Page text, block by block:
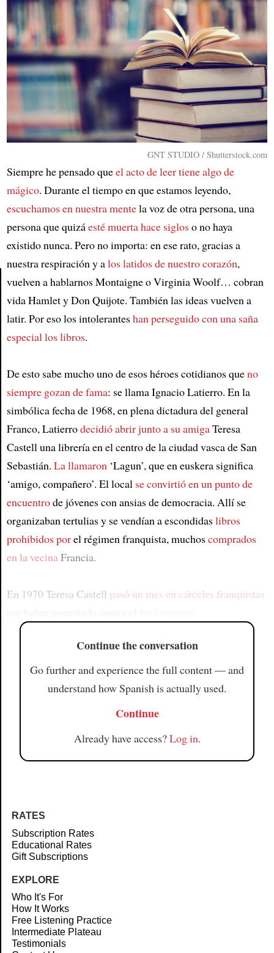
Article
GNT STUDIO / Shutterstock.com
Siempre he pensado queel acto de leer tiene algo de
mágico. Durante el tiempo en que estamos leyendo,
escuchamos en nuestra mentela voz de otra persona, una
persona que quizáesté muerta hace sigloso no haya
existido nunca. Pero no importa: en ese rato, gracias a
nuestra respiración y alos latidos de nuestro corazón,
vuelven a hablarnos Montaigne o Virginia Woolf… cobran
vida Hamlet y Don Quijote. También las ideas vuelven a
latir. Por eso los intoleranteshan perseguido con una saña
especial los libros.
De esto sabe mucho uno de esos héroes cotidianos queno
siempre gozan de fama: se llama Ignacio Latierro. En la
simbólica fecha de 1968, en plena dictadura del general
Franco, Latierrodecidió abrir junto a su amigaTeresa
Castell una librería en el centro de la ciudad vasca de San
Sebastián. La llamaron‘Lagun’, que en euskera significa
‘amigo, compañero’. El local se convirtió en un punto de
encuentrode jóvenes con ansias de democracia. Allí se
organizaban tertulias y se vendían a escondidaslibros
prohibidos porel régimen franquista, muchoscomprados
en la vecinaFrancia.
En 1970 Teresa Castell pasó un mes en cárceles franquistas
Continue the conversation
Go further and experience the full content — and
understand how Spanish is actually used.
Continue
Already have access?Log in.
RATES
Subscription Rates
Educational Rates
Gift Subscriptions
EXPLORE
Who It's For
How It Works
Free Listening Practice
Intermediate Plateau
Testimonials